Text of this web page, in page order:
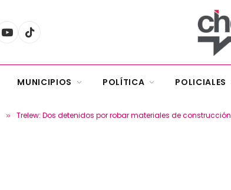
YouTubeTikTok
MUNICIPIOS POLÍTICA POLICIALES
» Trelew: Dos detenidos por robar materiales de construcción